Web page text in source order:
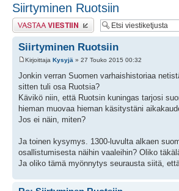
Siirtyminen Ruotsiin
Lähetä vastaus
Siirtyminen Ruotsiin
Kirjoittaja Kysyjä » 27 Touko 2015 00:32
Jonkin verran Suomen varhaishistoriaa
sitten tuli osa Ruotsia?
Kävikö niin, että Ruotsin kuningas tarjosi
hieman muovaa hieman käsitystäni
Jos ei näin, miten?
Ja toinen kysymys. 1300-luvulta alkaen
osallistumisesta näihin vaaleihin? Oliko
Ja oliko tämä myönnytys seurausta siitä,